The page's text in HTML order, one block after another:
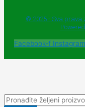
© 2025 - Sva prava
Facebook-f Instagram